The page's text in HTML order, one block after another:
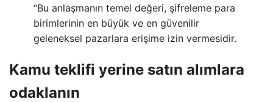
“Bu anlaşmanın temel değeri, şifreleme para
birimlerinin en büyük ve en güvenilir
geleneksel pazarlara erişime izin vermesidir.
Kamu teklifi yerine satın alımlara
odaklanın